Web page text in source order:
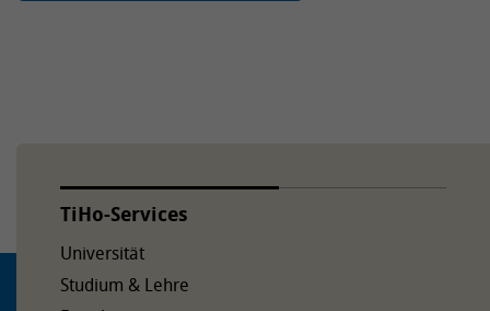
TiHo-Services
Universität
Studium & Lehre